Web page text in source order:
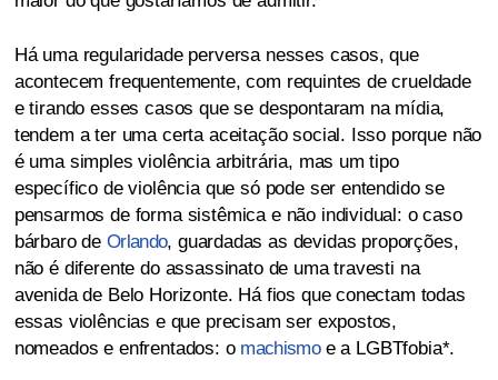
Há uma regularidade perversa nesses casos, que
acontecem frequentemente, com requintes de crueldade
e tirando esses casos que se despontaram na mídia,
tendem a ter uma certa aceitação social. Isso porque não
é uma simples violência arbitrária, mas um tipo
específico de violência que só pode ser entendido se
pensarmos de forma sistêmica e não individual: o caso
bárbaro de Orlando, guardadas as devidas proporções,
não é diferente do assassinato de uma travesti na
avenida de Belo Horizonte. Há fios que conectam todas
essas violências e que precisam ser expostos,
nomeados e enfrentados: o machismoe a LGBTfobia*.